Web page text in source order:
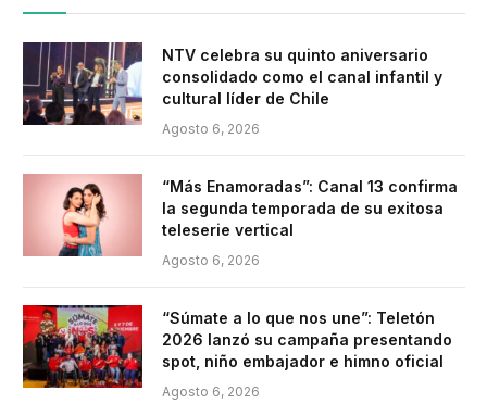
NTV celebra su quinto aniversario
consolidado como el canal infantil y
cultural líder de Chile
Agosto 6, 2026
“Más Enamoradas”: Canal 13 confirma
la segunda temporada de su exitosa
teleserie vertical
Agosto 6, 2026
“Súmate a lo que nos une”: Teletón
2026 lanzó su campaña presentando
spot, niño embajador e himno oficial
Agosto 6, 2026